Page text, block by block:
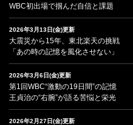
WBC初出場で掴んだ自信と課題
2026年3月13日(金)更新
大震災から15年、東北楽天の挑戦
「あの時の記憶を風化させない」
2026年3月6日(金)更新
第1回WBC“激動の19日間”の記憶
王貞治の“右腕”が語る苦悩と栄光
2026年2月27日(金)更新